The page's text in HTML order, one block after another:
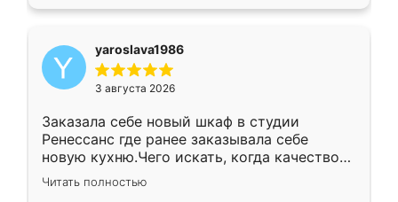
yaroslava1986
3 августа 2026
Заказала себе новый шкаф в студии
Ренессанс где ранее заказывала себе
новую кухню.Чего искать, когда качеством
вполне довольна. Служит кухня уже почти
два года, нареканий нет.
Читать полностью